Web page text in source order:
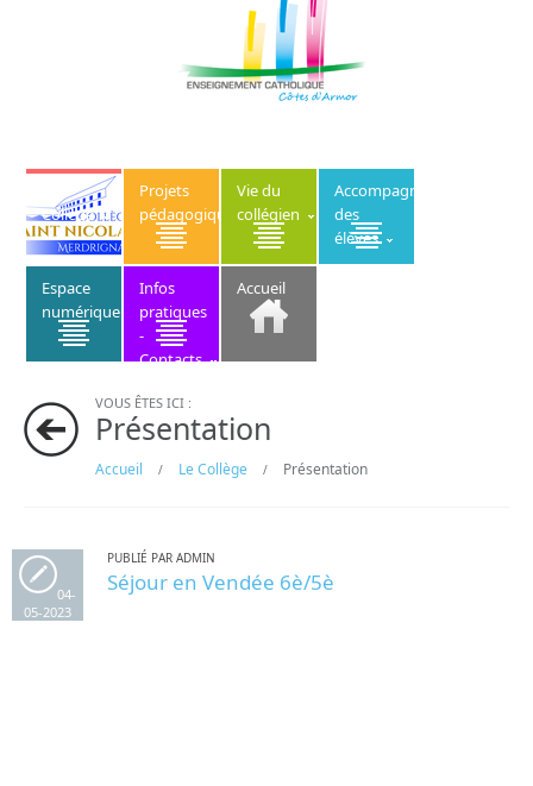
Collège
Projets
pédagogiques
Vie du
collégien
Accompagnement
des
élèves
Espace
numérique
Infos
pratiques
-
Contacts
Accueil
VOUS ÊTES ICI :
Présentation
Accueil / Le Collège / Présentation
04-
05-2023
PUBLIÉ PAR ADMIN
Séjour en Vendée 6è/5è